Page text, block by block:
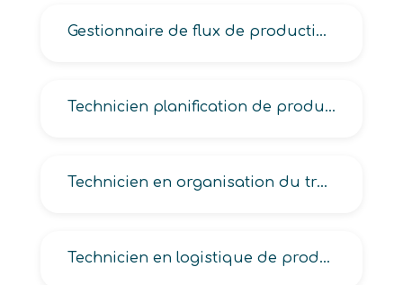
Gestionnaire de flux de production, d’ordonnancement
Technicien planification de production industrielle, ordonnancement-lancement de production industrielle
Technicien en organisation du travail de production industrielle
Technicien en logistique de production industrielle, en logistique industrielle